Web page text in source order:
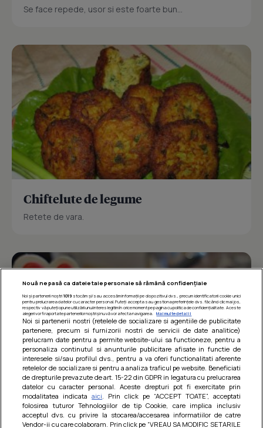
Se face repede, usor si este foarte bun...
Chiftelute de legume
Retete de vara.
Barcute din vinete cu arpagic rosu
Un deliciu usor de preparat!
Nouă ne pasă ca datele tale personale să rămână confidențiale
Noi și partenerii noștri 1019stocăm și/sau accesăm informații pe dispozitivul dvs., precum identificatorii cookie unici
pentru prelucrarea datelor cu caracter personal. Puteți accepta sau gestiona preferințele dvs. făcând clic mai jos,
respectiv vă puteți opune utilizării unui interes legitim în orice moment pe pagina cu politica de confidențialitate. Aceste
alegeri vor fi raportate partenerilor noștri și nu vă vor afecta navigarea.
Mai multe detalii
Noi si partenerii nostri (retelele de socializare si agentiile de publicitate
partenere, precum si furnizorii nostri de servicii de date analitice)
prelucram date pentru a permite website-ului sa functioneze, pentru a
personaliza continutul si anunturile publicitare afisate in functie de
interesele si/sau profilul dvs., pentru a va oferi functionalitati aferente
retelelor de socializare si pentru a analiza traficul pe website. Beneficiati
de drepturile prevazute de art. 15-22 din GDPR in legatura cu prelucrarea
datelor cu caracter personal. Aceste drepturi pot fi exercitate prin
modalitatea indicataaici . Prin click pe “ACCEPT TOATE”, acceptati
folosirea tuturor Tehnologiilor de tip Cookie, care implica inclusiv
acceptul dvs. cu privire la stocarea/accesarea informatiilor de catre
Vendor-ii cu care colaboram. Prin click pe “VREAU SA MODIFIC SETARILE